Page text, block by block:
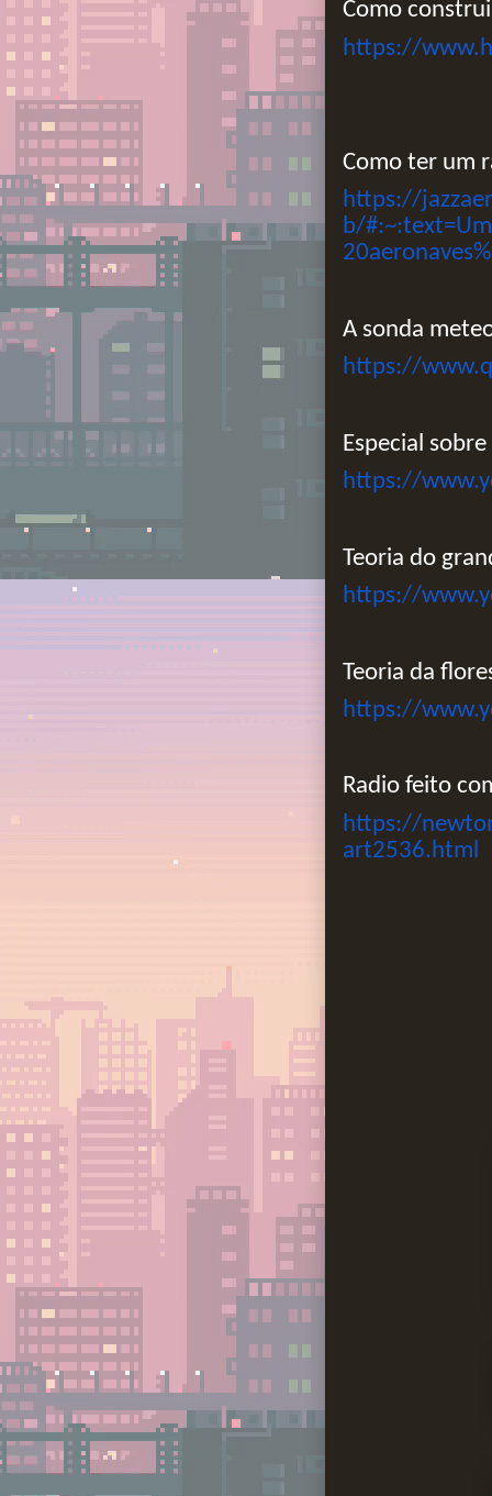
Como
https://
Como ter um
https://
b/
A sonda
https://
Especial
https://
Teoria do
https://
Teoria da
https://
Radio feito
https://
art2536.html